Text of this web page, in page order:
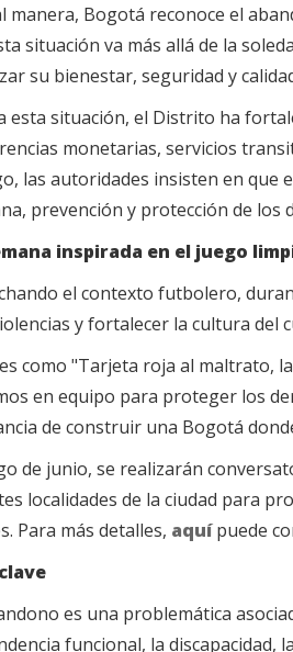
manera, Bogotá reconoce el
situación va más allá de la
su bienestar, seguridad y
esta situación, el Distrito ha
monetarias, servicios
las autoridades insisten en que
prevención y protección de los
inspirada en el juego
el contexto futbolero,
y fortalecer la cultura del
como "Tarjeta roja al maltrato,
en equipo para proteger los
de construir una Bogotá
de junio, se realizarán
localidades de la ciudad para
Para más detalles, aquípuede
es una problemática
funcional, la discapacidad,